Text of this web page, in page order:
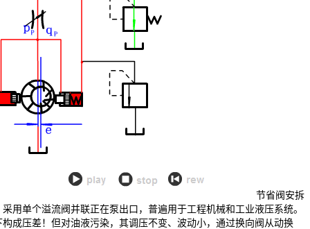
节省阀安拆
用单个溢流阀并联正在泵出口，普遍用于工程机械和工业液压系统。
成压差！但对油液污染，其调压不变、波动小，通过换向阀从动换